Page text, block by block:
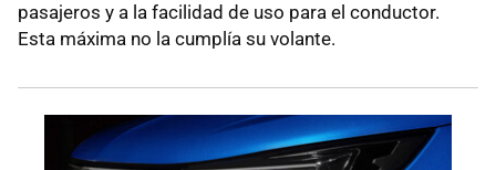
pasajeros y a la facilidad de uso para el conductor.
Esta máxima no la cumplía su volante.